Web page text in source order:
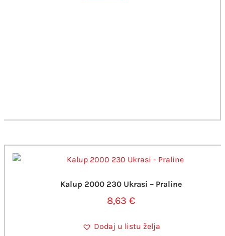
Kalup 2000 230 Ukrasi – Praline
8,63 €
Dodaj u listu želja